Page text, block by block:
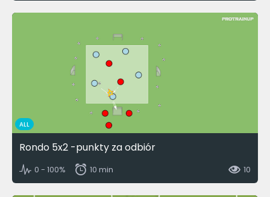
ALL
Rondo 5x2 -punkty za odbiór
0 - 100% 10 min 10